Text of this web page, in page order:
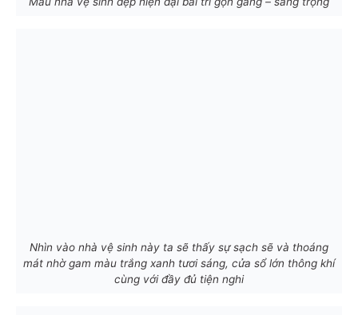
Nhìn vào nhà vệ sinh này ta sẽ thấy sự sạch sẽ và thoáng
mát nhờ gam màu trắng xanh tươi sáng, cửa sổ lớn thông khí
cùng với đầy đủ tiện nghi